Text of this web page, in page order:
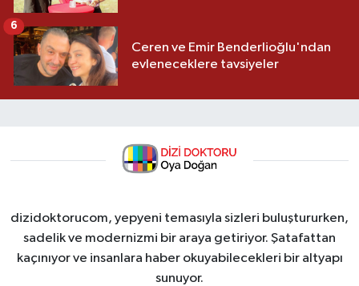
Ceren ve Emir Benderlioğlu'ndan
evleneceklere tavsiyeler
6
dizidoktorucom, yepyeni temasıyla sizleri buluştururken,
sadelik ve modernizmi bir araya getiriyor. Şatafattan
kaçınıyor ve insanlara haber okuyabilecekleri bir altyapı
sunuyor.